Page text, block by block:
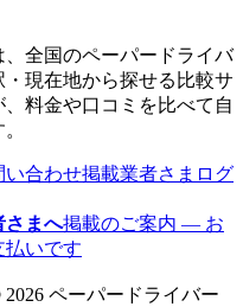
全国のペーパードライバ
現在地から探せる比較サ
料金や口コミを比べて自
い合わせ掲載業者さまログ
さまへ掲載のご案内 — お
払いです
ペーパードライバー